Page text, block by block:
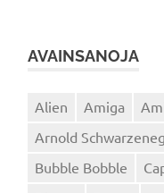
AVAINSANOJA
Alien Amiga
Arnold
Bubble Bobble